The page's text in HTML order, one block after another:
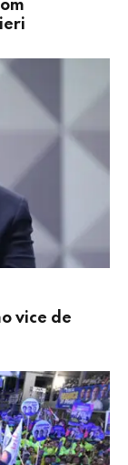
vice de